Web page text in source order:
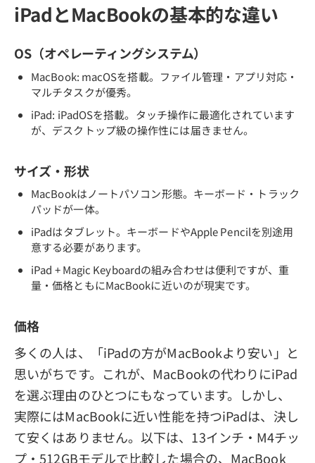
iPadとMacBookの基本的な違い
OS（オペレーティングシステム）
MacBook: macOSを搭載。ファイル管理・アプリ対応・
マルチタスクが優秀。
iPad: iPadOSを搭載。タッチ操作に最適化されています
が、デスクトップ級の操作性には届きません。
サイズ・形状
MacBookはノートパソコン形態。キーボード・トラック
パッドが一体。
iPadはタブレット。キーボードやApple Pencilを別途用
意する必要があります。
iPad + Magic Keyboardの組み合わせは便利ですが、重
量・価格ともにMacBookに近いのが現実です。
価格
多くの人は、「iPadの方がMacBookより安い」と
思いがちです。これが、MacBookの代わりにiPad
を選ぶ理由のひとつにもなっています。しかし、
実際にはMacBookに近い性能を持つiPadは、決し
て安くはありません。以下は、13インチ・M4チッ
プ・512GBモデルで比較した場合の、MacBook